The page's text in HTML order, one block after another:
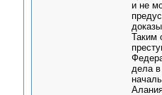
и не
Таким
дела в